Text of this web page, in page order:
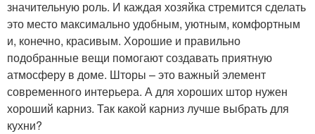
значительную роль. И каждая хозяйка стремится сделать
это место максимально удобным, уютным, комфортным
и, конечно, красивым. Хорошие и правильно
подобранные вещи помогают создавать приятную
атмосферу в доме. Шторы – это важный элемент
современного интерьера. А для хороших штор нужен
хороший карниз. Так какой карниз лучше выбрать для
кухни?